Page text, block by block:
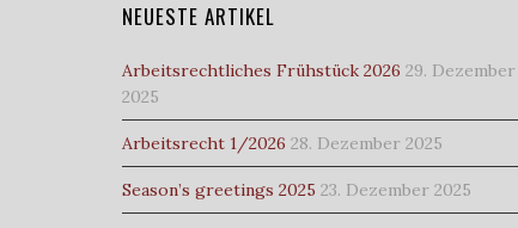
NEUESTE ARTIKEL
Arbeitsrechtliches Frühstück 2026 29. Dezember
2025
Arbeitsrecht 1/2026 28. Dezember 2025
Season’s greetings 2025 23. Dezember 2025